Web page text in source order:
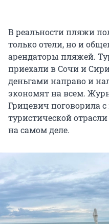
В реальности пляжи
только отели, но и
арендаторы пляжей.
приехали в Сочи и
деньгами направо и
экономят на всем.
Грицевич поговорила
туристической
на самом деле.